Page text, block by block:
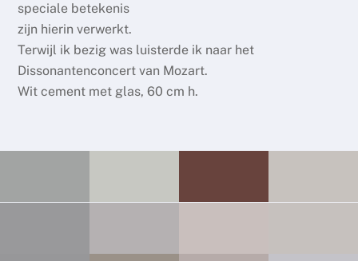
speciale betekenis
zijn hierin verwerkt.
Terwijl ik bezig was luisterde ik naar het
Dissonantenconcert van Mozart.
Wit cement met glas, 60 cm h.